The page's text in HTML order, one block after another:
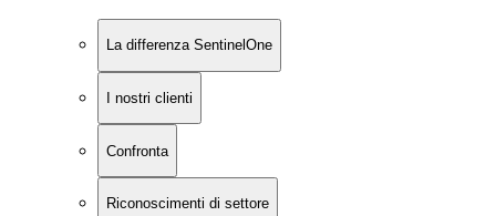
La differenza SentinelOne
I nostri clienti
Confronta
Riconoscimenti di settore